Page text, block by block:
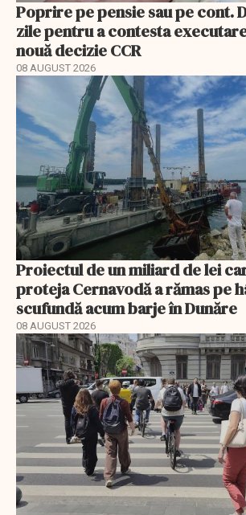
Poprire pe pensie sau pe cont.
zile pentru a contesta
nouă decizie CCR
08 AUGUST 2026
Proiectul de un miliard de lei
proteja Cernavodă a rămas pe
scufundă acum barje în Dunăre
08 AUGUST 2026